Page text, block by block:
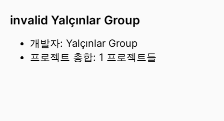
invalid Yalçınlar Group
개발자: Yalçınlar Group
프로젝트 총합: 1 프로젝트들